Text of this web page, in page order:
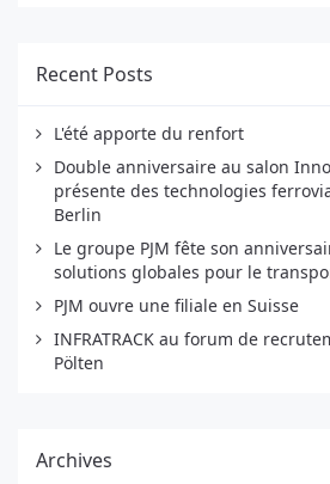
Recent Posts
L'été apporte du renfort
Double anniversaire au salon
présente des technologies
Berlin
Le groupe PJM fête son
solutions globales pour le
PJM ouvre une filiale en Suisse
INFRATRACK au forum de
Pölten
Archives